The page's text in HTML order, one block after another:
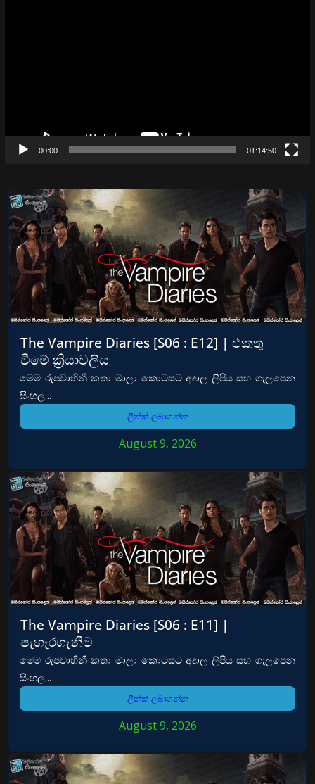
00:00 01:14:50
The Vampire Diaries [S06 : E12] | එකතු
වීමේ ක්‍රියාවලිය
මෙම රුපවාහිනී කතා මාලා කොටසට අදාල ලිපිය සහ ගැලපෙන
සිංහල...
ලින්ක් ලබාගන්න
August 9, 2026
The Vampire Diaries [S06 : E11] |
පැහැරගැනීම
මෙම රුපවාහිනී කතා මාලා කොටසට අදාල ලිපිය සහ ගැලපෙන
සිංහල...
ලින්ක් ලබාගන්න
August 9, 2026